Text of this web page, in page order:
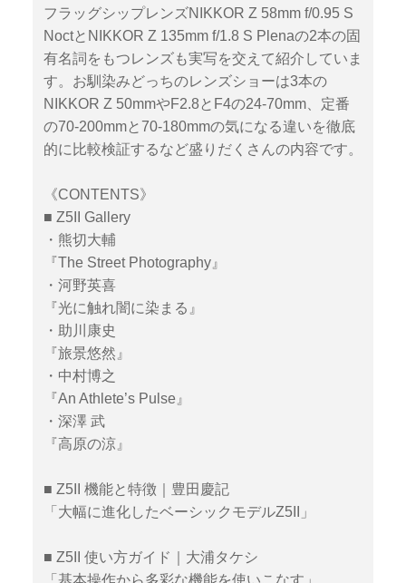
フラッグシップレンズNIKKOR Z 58mm f/0.95 S
NoctとNIKKOR Z 135mm f/1.8 S Plenaの2本の固
有名詞をもつレンズも実写を交えて紹介していま
す。お馴染みどっちのレンズショーは3本の
NIKKOR Z 50mmやF2.8とF4の24-70mm、定番
の70-200mmと70-180mmの気になる違いを徹底
的に比較検証するなど盛りだくさんの内容です。
《CONTENTS》
■ Z5II Gallery
・熊切大輔
『The Street Photography』
・河野英喜
『光に触れ闇に染まる』
・助川康史
『旅景悠然』
・中村博之
『An Athlete’s Pulse』
・深澤 武
『高原の涼』
■ Z5II 機能と特徴｜豊田慶記
「大幅に進化したベーシックモデルZ5II」
■ Z5II 使い方ガイド｜大浦タケシ
「基本操作から多彩な機能を使いこなす」